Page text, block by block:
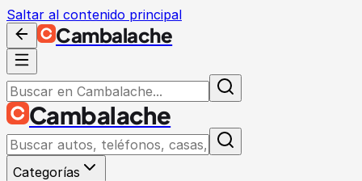
Saltar al contenido principal
Cambalache
Cambalache
Categorías